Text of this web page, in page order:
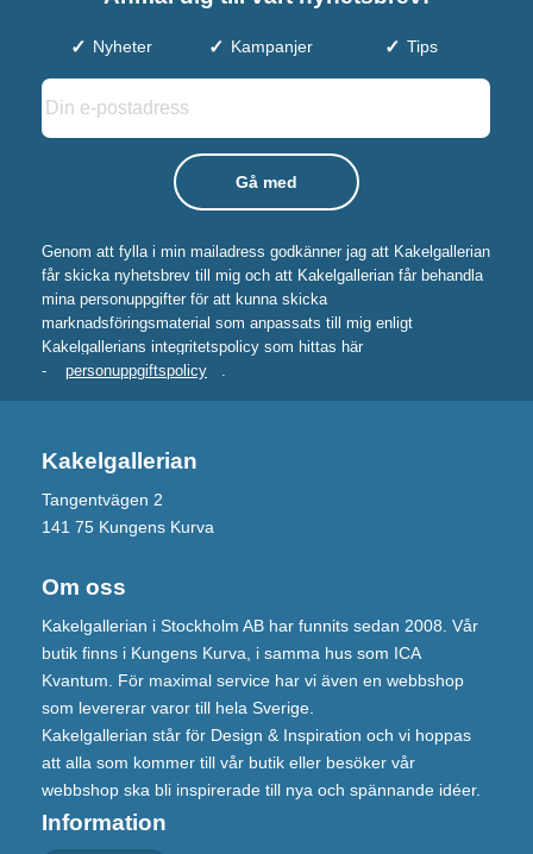
Nyheter Kampanjer Tips
Genom att fylla i min mailadress godkänner jag att Kakelgallerian
får skicka nyhetsbrev till mig och att Kakelgallerian får behandla
mina personuppgifter för att kunna skicka
marknadsföringsmaterial som anpassats till mig enligt
Kakelgallerians integritetspolicy som hittas här
-
personuppgiftspolicy
Kakelgallerian
Tangentvägen 2
141 75 Kungens Kurva
Om oss
Kakelgallerian i Stockholm AB har funnits sedan 2008. Vår
butik finns i Kungens Kurva, i samma hus som ICA
Kvantum. För maximal service har vi även en webbshop
som levererar varor till hela Sverige.
Kakelgallerian står för Design & Inspiration och vi hoppas
att alla som kommer till vår butik eller besöker vår
webbshop ska bli inspirerade till nya och spännande idéer.
Information